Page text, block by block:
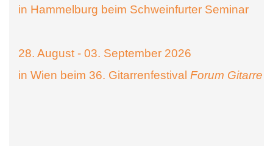
in Hammelburg beim Schweinfurter Seminar
28. August - 03. September 2026
in Wien beim 36. Gitarrenfestival Forum Gitarre